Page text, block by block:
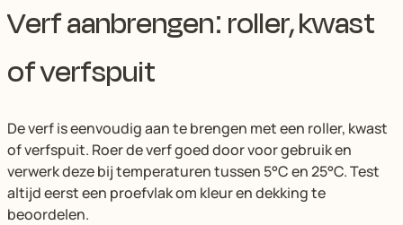
Verf aanbrengen: roller, kwast
of verfspuit
De verf is eenvoudig aan te brengen met een roller, kwast
of verfspuit. Roer de verf goed door voor gebruik en
verwerk deze bij temperaturen tussen 5°C en 25°C. Test
altijd eerst een proefvlak om kleur en dekking te
beoordelen.